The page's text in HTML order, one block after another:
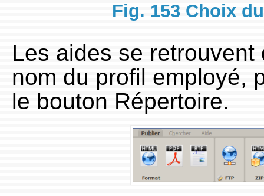
Fig. 153 Choix
Les aides se
nom du profil employé,
le bouton Répertoire.